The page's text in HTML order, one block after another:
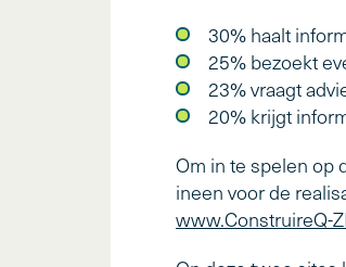
30% haalt
25% bezoekt
23% vraagt
20% krijgt
Om in te spelen op
ineen voor de
www.ConstruireQ-